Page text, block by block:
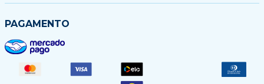
Quem somos
Blog
PAGAMENTO